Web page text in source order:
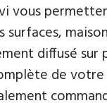
vous
diffusé
de